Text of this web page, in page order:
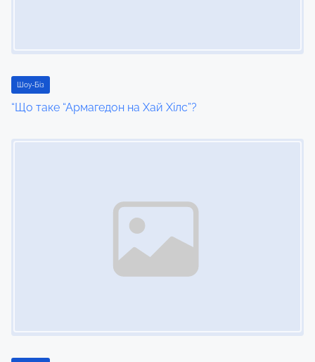
i
o
Шоу-Біз
“Що таке “Армагедон на Хай Хілс”?